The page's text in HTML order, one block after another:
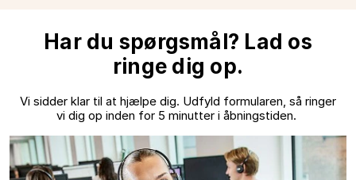
Har du spørgsmål? Lad os
ringe dig op.
Vi sidder klar til at hjælpe dig. Udfyld formularen, så ringer
vi dig op inden for 5 minutter i åbningstiden.